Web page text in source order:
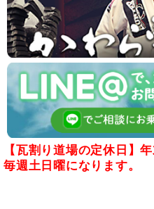
【瓦割り道場の定休日】
毎週土日曜になります。